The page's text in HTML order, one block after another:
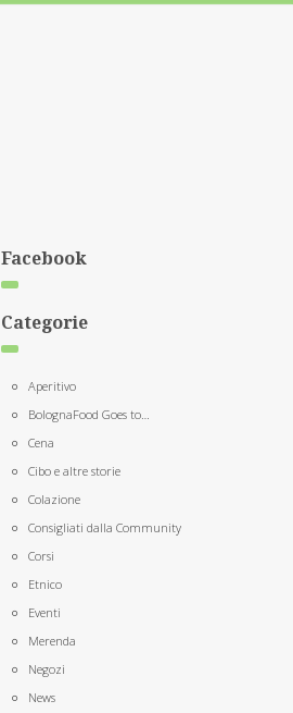
Facebook
Categorie
Aperitivo
BolognaFood Goes to…
Cena
Cibo e altre storie
Colazione
Consigliati dalla Community
Corsi
Etnico
Eventi
Merenda
Negozi
News